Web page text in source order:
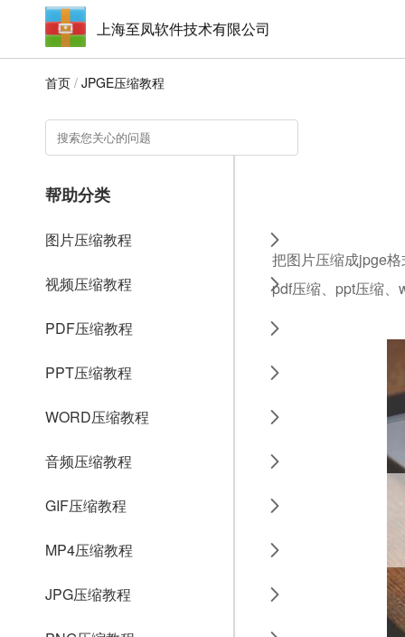
上海至凤软件技术有限公司
首页 / JPGE压缩教程
帮助分类
图片压缩教程
视频压缩教程
PDF压缩教程
PPT压缩教程
WORD压缩教程
音频压缩教程
GIF压缩教程
MP4压缩教程
JPG压缩教程
把图片压缩成jpge
pdf压缩、ppt压缩